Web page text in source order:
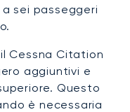
sei passeggeri
Cessna Citation
aggiuntivi e
Questo
è necessaria